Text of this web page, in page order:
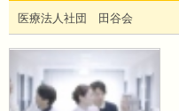
医療法人社団 田谷会